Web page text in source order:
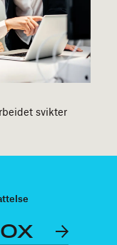
svikter